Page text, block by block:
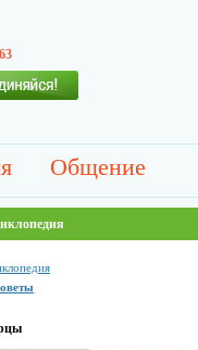
Общение